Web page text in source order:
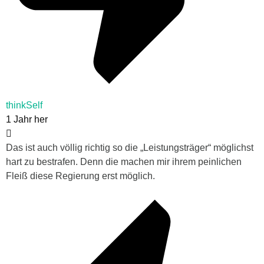
thinkSelf
1 Jahr her
Das ist auch völlig richtig so die „Leistungsträger“ möglichst
hart zu bestrafen. Denn die machen mir ihrem peinlichen
Fleiß diese Regierung erst möglich.